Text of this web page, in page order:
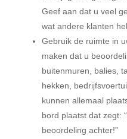
Geef aan dat u veel
wat andere klanten
Gebruik de ruimte in
maken dat u
buitenmuren, balies,
hekken,
kunnen allemaal
bord plaatst dat zegt:
beoordeling achter!”